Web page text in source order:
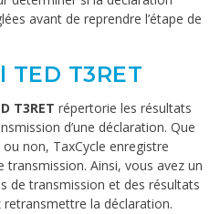
avant de reprendre l’étape de
T3RET
T3RET répertorie les résultats
d’une déclaration. Que
non, TaxCycle enregistre
transmission. Ainsi, vous avez un
de transmission et des résultats
la déclaration.